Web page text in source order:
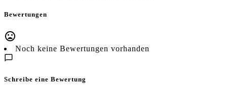
Bewertungen
Noch keine Bewertungen vorhanden
Schreibe eine Bewertung